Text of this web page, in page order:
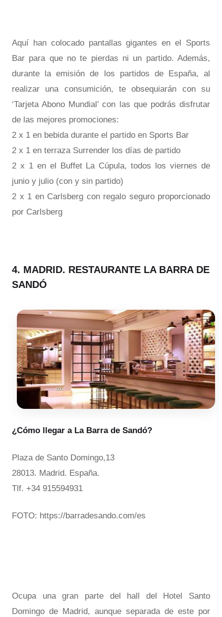
Aquí han colocado pantallas gigantes en el Sports
Bar para que no te pierdas ni un partido. Además,
durante la emisión de los partidos de España, al
realizar una consumición, te obsequiarán con su
‘Tarjeta Abono Mundial’ con las que podrás disfrutar
de las mejores promociones:
2 x 1 en bebida durante el partido en Sports Bar
2 x 1 en terraza Surrender los días de partido
2 x 1 en el Buffet La Cúpula, todos los viernes de
junio y julio (con y sin partido)
2 x 1 en Carlsberg con regalo seguro proporcionado
por Carlsberg
4. MADRID. RESTAURANTE LA BARRA DE
SANDÓ
¿Cómo llegar a La Barra de Sandó?
Plaza de Santo Domingo,13
28013. Madrid. España.
Tlf. +34 915594931
FOTO: https://barradesando.com/es
Ocupa una gran parte del hall del Hotel Santo
Domingo de Madrid, aunque separada de este por